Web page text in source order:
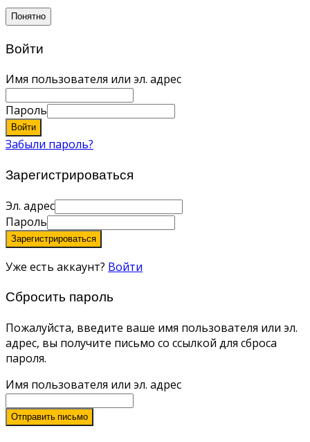
Понятно
Войти
Имя пользователя или эл. адрес
Пароль
Войти
Забыли пароль?
Зарегистрироваться
Эл. адрес
Пароль
Зарегистрироваться
Уже есть аккаунт? Войти
Сбросить пароль
Пожалуйста, введите ваше имя пользователя или эл.
адрес, вы получите письмо со ссылкой для сброса
пароля.
Имя пользователя или эл. адрес
Отправить письмо